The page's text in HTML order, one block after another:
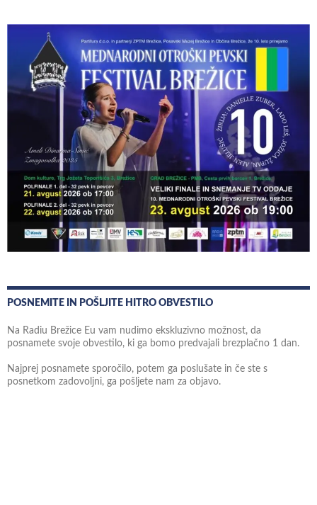
POSNEMITE IN POŠLJITE HITRO OBVESTILO
Na Radiu Brežice Eu vam nudimo ekskluzivno možnost, da
posnamete svoje obvestilo, ki ga bomo predvajali brezplačno 1 dan.
Najprej posnamete sporočilo, potem ga poslušate in če ste s
posnetkom zadovoljni, ga pošljete nam za objavo.